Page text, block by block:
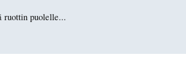
ruottin puolelle...